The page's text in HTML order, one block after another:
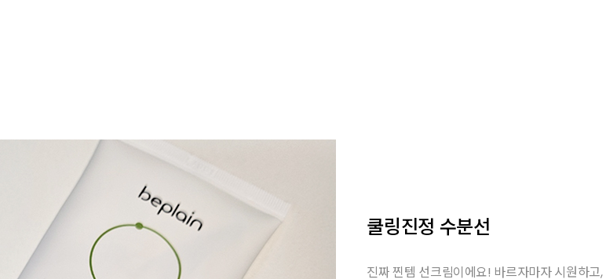
쿨링진정 수분선
진짜 찐템 선크림이에요! 바르자마자 시원하고,